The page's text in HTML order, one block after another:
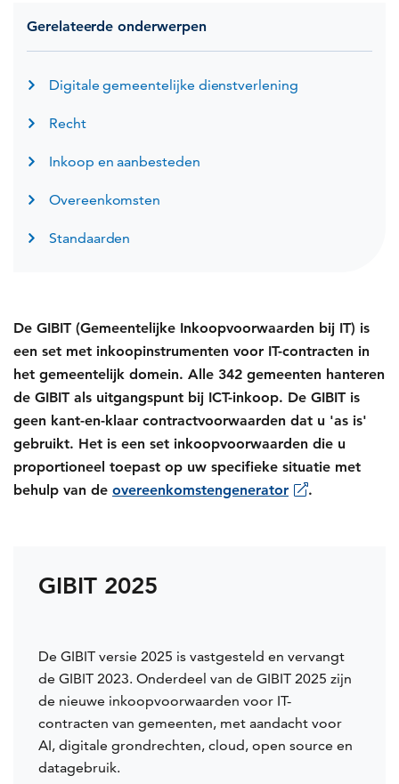
Gerelateerde onderwerpen
Digitale gemeentelijke dienstverlening
Recht
Inkoop en aanbesteden
Overeenkomsten
Standaarden
De GIBIT (Gemeentelijke Inkoopvoorwaarden bij IT) is
een set met inkoopinstrumenten voor IT-contracten in
het gemeentelijk domein. Alle 342 gemeenten hanteren
de GIBIT als uitgangspunt bij ICT-inkoop. De GIBIT is
geen kant-en-klaar contractvoorwaarden dat u 'as is'
gebruikt. Het is een set inkoopvoorwaarden die u
proportioneel toepast op uw specifieke situatie met
behulp van de overeenkomstengenerator .
GIBIT 2025
De GIBIT versie 2025 is vastgesteld en vervangt
de GIBIT 2023. Onderdeel van de GIBIT 2025 zijn
de nieuwe inkoopvoorwaarden voor IT-
contracten van gemeenten, met aandacht voor
AI, digitale grondrechten, cloud, open source en
datagebruik.